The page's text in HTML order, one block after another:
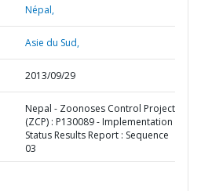
Népal,
Asie du Sud,
2013/09/29
Nepal - Zoonoses Control Project
(ZCP) : P130089 - Implementation
Status Results Report : Sequence
03